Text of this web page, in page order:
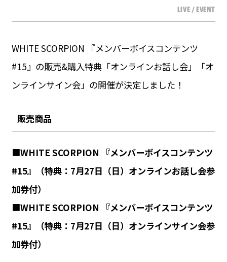
LIVE / EVENT
WHITE SCORPION 『メンバーボイスコンテンツ
#15』の販売&購入特典「オンラインお話し会」「オ
ンラインサイン会」の開催が決定しました！
販売商品
■WHITE SCORPION 『メンバーボイスコンテンツ
#15』（特典：7月27日（日）オンラインお話し会参
加券付）
■WHITE SCORPION 『メンバーボイスコンテンツ
#15』（特典：7月27日（日）オンラインサイン会参
加券付）